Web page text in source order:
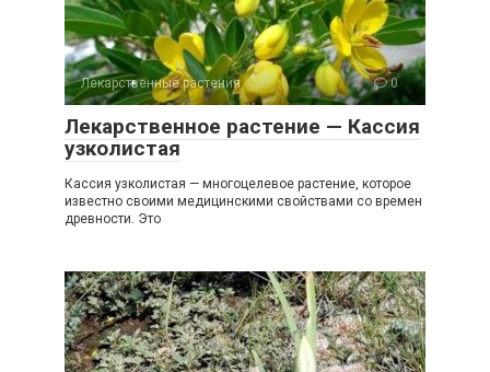
Лекарственные растения 0
Лекарственное растение — Кассия
узколистая
Кассия узколистая — многоцелевое растение, которое
известно своими медицинскими свойствами со времен
древности. Это